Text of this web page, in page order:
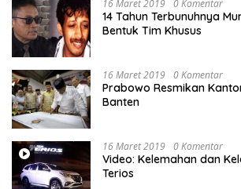
16 Maret 2019 0 Komentar
14 Tahun Terbunuhnya
Bentuk Tim Khusus
16 Maret 2019 0 Komentar
Prabowo Resmikan
Banten
16 Maret 2019 0 Komentar
Video: Kelemahan dan
Terios